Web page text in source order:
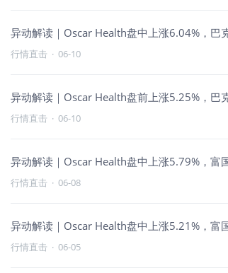
异动解读｜Oscar Health盘中上涨6.04%，巴
行情直击 · 06-10
异动解读｜Oscar Health盘前上涨5.25%，巴
行情直击 · 06-10
异动解读｜Oscar Health盘中上涨5.79%，富
行情直击 · 06-08
异动解读｜Oscar Health盘中上涨5.21%，富
行情直击 · 06-05